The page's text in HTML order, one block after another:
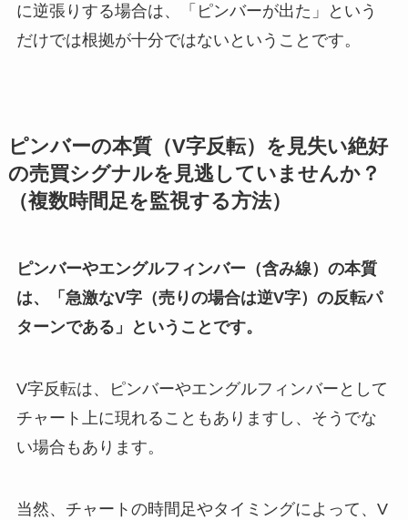
に逆張りする場合は、「ピンバーが出た」という
だけでは根拠が十分ではないということです。
ピンバーの本質（V字反転）を見失い絶好
の売買シグナルを見逃していませんか？
（複数時間足を監視する方法）
ピンバーやエングルフィンバー（含み線）の本質
は、「急激なV字（売りの場合は逆V字）の反転パ
ターンである」ということです。
V字反転は、ピンバーやエングルフィンバーとして
チャート上に現れることもありますし、そうでな
い場合もあります。
当然、チャートの時間足やタイミングによって、V